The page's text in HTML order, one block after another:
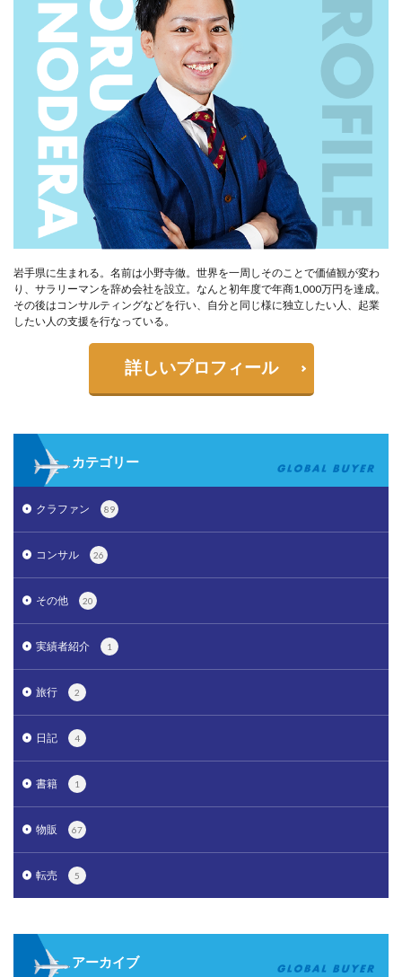
岩手県に生まれる。名前は小野寺徹。世界を一周しそのことで価値観が変わ
り、サラリーマンを辞め会社を設立。なんと初年度で年商1,000万円を達成。
その後はコンサルティングなどを行い、自分と同じ様に独立したい人、起業
したい人の支援を行なっている。
詳しいプロフィール
カテゴリー
クラファン 89
コンサル 26
その他 20
実績者紹介 1
旅行 2
日記 4
書籍 1
物販 67
転売 5
アーカイブ